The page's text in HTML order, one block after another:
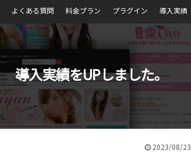
よくある質問 料金プラン プラグイン 導入実績
導入実績をUPしました。
2023/08/23